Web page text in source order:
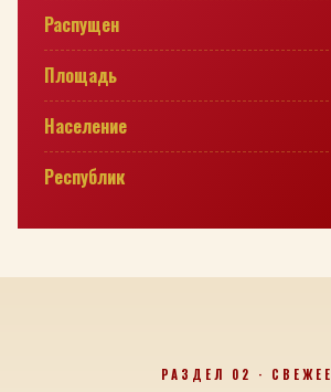
Распущен
Площадь
Население
Республик
РАЗДЕЛ 02 · СВЕЖЕЕ